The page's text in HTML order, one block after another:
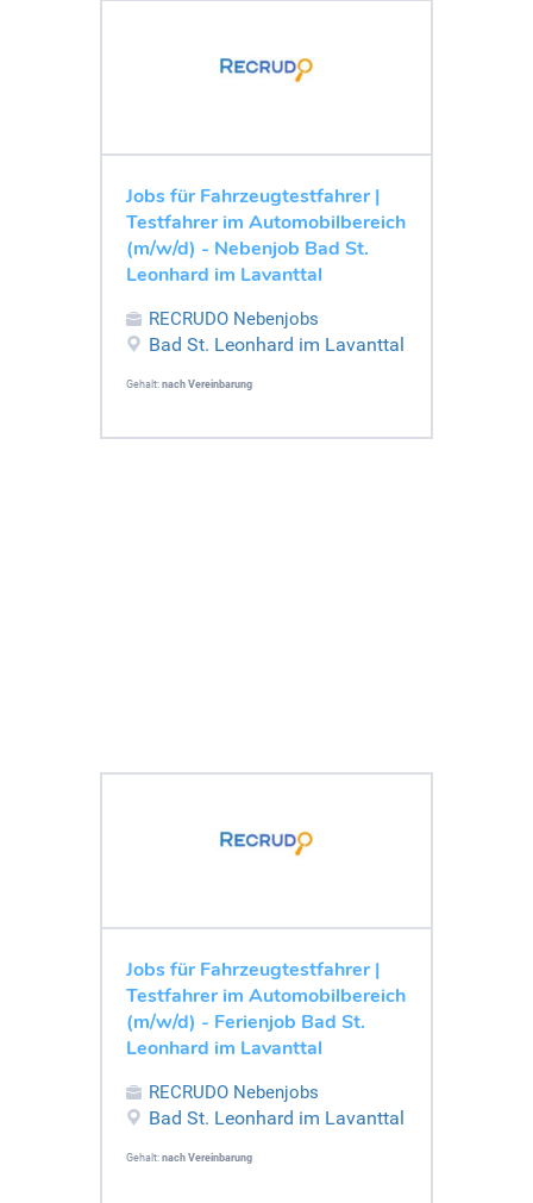
Jobs für Fahrzeugtestfahrer |
Testfahrer im Automobilbereich
(m/w/d) - Nebenjob Bad St.
Leonhard im Lavanttal
RECRUDO Nebenjobs
Bad St. Leonhard im Lavanttal
Gehalt: nach Vereinbarung
Jobs für Fahrzeugtestfahrer |
Testfahrer im Automobilbereich
(m/w/d) - Ferienjob Bad St.
Leonhard im Lavanttal
RECRUDO Nebenjobs
Bad St. Leonhard im Lavanttal
Gehalt: nach Vereinbarung